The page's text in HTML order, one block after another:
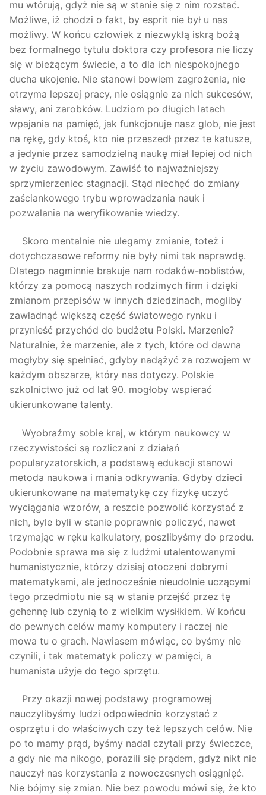
mu wtórują, gdyż nie są w stanie się z nim rozstać.
Możliwe, iż chodzi o fakt, by esprit nie był u nas
możliwy. W końcu człowiek z niezwykłą iskrą bożą
bez formalnego tytułu doktora czy profesora nie liczy
się w bieżącym świecie, a to dla ich niespokojnego
ducha ukojenie. Nie stanowi bowiem zagrożenia, nie
otrzyma lepszej pracy, nie osiągnie za nich sukcesów,
sławy, ani zarobków. Ludziom po długich latach
wpajania na pamięć, jak funkcjonuje nasz glob, nie jest
na rękę, gdy ktoś, kto nie przeszedł przez te katusze,
a jedynie przez samodzielną naukę miał lepiej od nich
w życiu zawodowym. Zawiść to najważniejszy
sprzymierzeniec stagnacji. Stąd niechęć do zmiany
zaściankowego trybu wprowadzania nauk i
pozwalania na weryfikowanie wiedzy.
Skoro mentalnie nie ulegamy zmianie, toteż i
dotychczasowe reformy nie były nimi tak naprawdę.
Dlatego nagminnie brakuje nam rodaków-noblistów,
którzy za pomocą naszych rodzimych firm i dzięki
zmianom przepisów w innych dziedzinach, mogliby
zawładnąć większą część światowego rynku i
przynieść przychód do budżetu Polski. Marzenie?
Naturalnie, że marzenie, ale z tych, które od dawna
mogłyby się spełniać, gdyby nadążyć za rozwojem w
każdym obszarze, który nas dotyczy. Polskie
szkolnictwo już od lat 90. mogłoby wspierać
ukierunkowane talenty.
Wyobraźmy sobie kraj, w którym naukowcy w
rzeczywistości są rozliczani z działań
popularyzatorskich, a podstawą edukacji stanowi
metoda naukowa i mania odkrywania. Gdyby dzieci
ukierunkowane na matematykę czy fizykę uczyć
wyciągania wzorów, a reszcie pozwolić korzystać z
nich, byle byli w stanie poprawnie policzyć, nawet
trzymając w ręku kalkulatory, poszlibyśmy do przodu.
Podobnie sprawa ma się z ludźmi utalentowanymi
humanistycznie, którzy dzisiaj otoczeni dobrymi
matematykami, ale jednocześnie nieudolnie uczącymi
tego przedmiotu nie są w stanie przejść przez tę
gehennę lub czynią to z wielkim wysiłkiem. W końcu
do pewnych celów mamy komputery i raczej nie
mowa tu o grach. Nawiasem mówiąc, co byśmy nie
czynili, i tak matematyk policzy w pamięci, a
humanista użyje do tego sprzętu.
Przy okazji nowej podstawy programowej
nauczylibyśmy ludzi odpowiednio korzystać z
osprzętu i do właściwych czy też lepszych celów. Nie
po to mamy prąd, byśmy nadal czytali przy świeczce,
a gdy nie ma nikogo, porazili się prądem, gdyż nikt nie
nauczył nas korzystania z nowoczesnych osiągnięć.
Nie bójmy się zmian. Nie bez powodu mówi się, że kto